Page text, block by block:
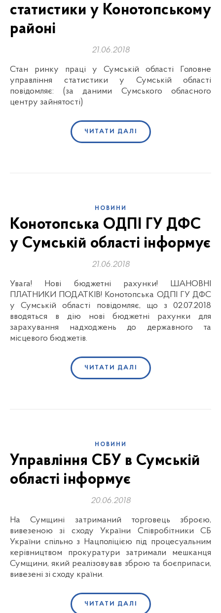
статистики у Конотопському
районі
21.06.2018
Стан ринку праці у Сумській області Головне
управління статистики у Сумській області
повідомляє: (за даними Сумського обласного
центру зайнятості)
ЧИТАТИ ДАЛІ
НОВИНИ
Конотопська ОДПІ ГУ ДФС
у Сумській області інформує
21.06.2018
Увага! Нові бюджетні рахунки! ШАНОВНІ
ПЛАТНИКИ ПОДАТКІВ! Конотопська ОДПІ ГУ ДФС
у Сумській області повідомляє, що з 02.07.2018
вводяться в дію нові бюджетні рахунки для
зарахування надходжень до державного та
місцевого бюджетів.
ЧИТАТИ ДАЛІ
НОВИНИ
Управління СБУ в Сумській
області інформує
20.06.2018
На Сумщині затриманий торговець зброєю,
вивезеною зі сходу України Співробітники СБ
України спільно з Нацполіцією під процесуальним
керівництвом прокуратури затримали мешканця
Сумщини, який реалізовував зброю та боєприпаси,
вивезені зі сходу країни.
ЧИТАТИ ДАЛІ